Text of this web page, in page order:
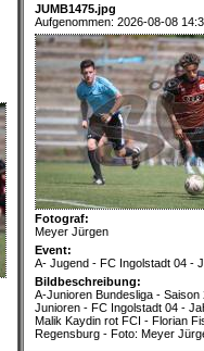
JUMB1475.jpg
Aufgenommen: 2026-08-08
Fotograf:
Meyer Jürgen
Event:
A- Jugend - FC Ingolstadt 04 -
Bildbeschreibung:
A-Junioren Bundesliga - Saison
Junioren - FC Ingolstadt 04 -
Malik Kaydin rot FCI - Florian
Regensburg - Foto: Meyer